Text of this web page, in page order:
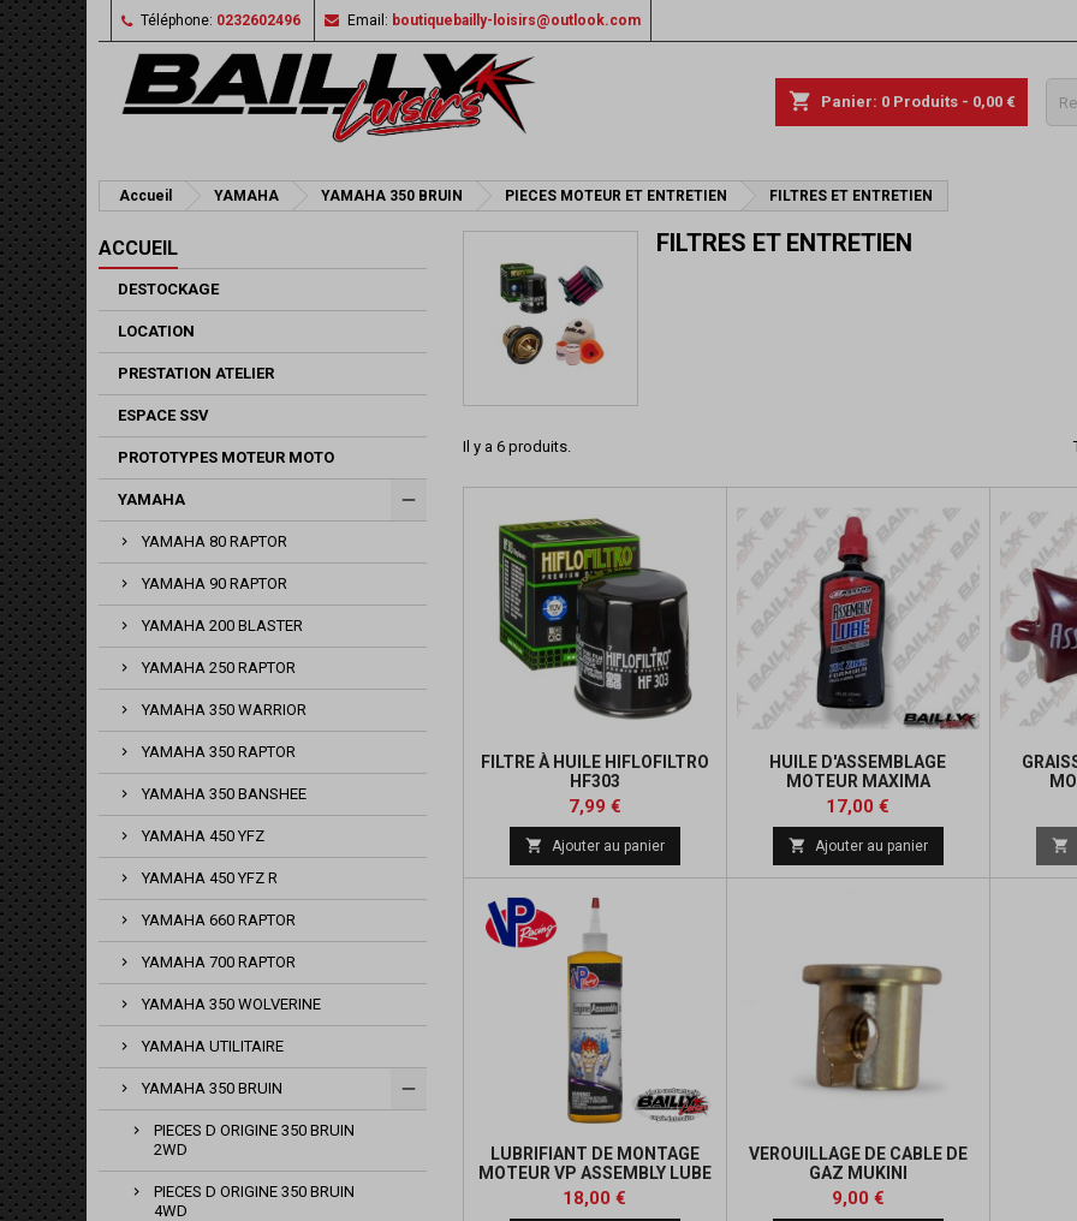
Téléphone: 0232602496 Email: boutiquebailly-loisirs@outlook.com
shopping_cart Panier: 0 Produits - 0,00 €
Accueil YAMAHA YAMAHA 350 BRUIN PIECES MOTEUR ET ENTRETIEN FILTRES ET ENTRETIEN
ACCUEIL
DESTOCKAGE
LOCATION
PRESTATION ATELIER
ESPACE SSV
PROTOTYPES MOTEUR MOTO
YAMAHA
YAMAHA 80 RAPTOR
YAMAHA 90 RAPTOR
YAMAHA 200 BLASTER
YAMAHA 250 RAPTOR
YAMAHA 350 WARRIOR
YAMAHA 350 RAPTOR
YAMAHA 350 BANSHEE
YAMAHA 450 YFZ
YAMAHA 450 YFZ R
YAMAHA 660 RAPTOR
YAMAHA 700 RAPTOR
YAMAHA 350 WOLVERINE
YAMAHA UTILITAIRE
YAMAHA 350 BRUIN
PIECES D ORIGINE 350 BRUIN
2WD
PIECES D ORIGINE 350 BRUIN
4WD
FILTRES ET ENTRETIEN
Il y a 6 produits.
FILTRE À HUILE HIFLOFILTRO
HF303
Prix
7,99 €Prix
base
 Ajouter au panier
HUILE D'ASSEMBLAGE
MOTEUR MAXIMA
Prix
17,00 €
 Ajouter au panier 
LUBRIFIANT DE MONTAGE
MOTEUR VP ASSEMBLY LUBE
(355 ML)
Prix
18,00 €
VEROUILLAGE DE CABLE DE
GAZ MUKINI
Prix
9,00 €